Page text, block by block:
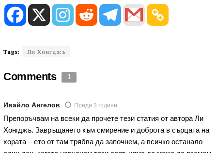
Tags: Ли Хонгджъ
Comments 1
Ивайло Ангелов Преди 3 години
Препоръчвам на всеки да прочете тези статия от автора Ли
Хонгджъ. Завръщането към смирение и доброта в сърцата на
хората – ето от там трябва да започнем, а всичко останало